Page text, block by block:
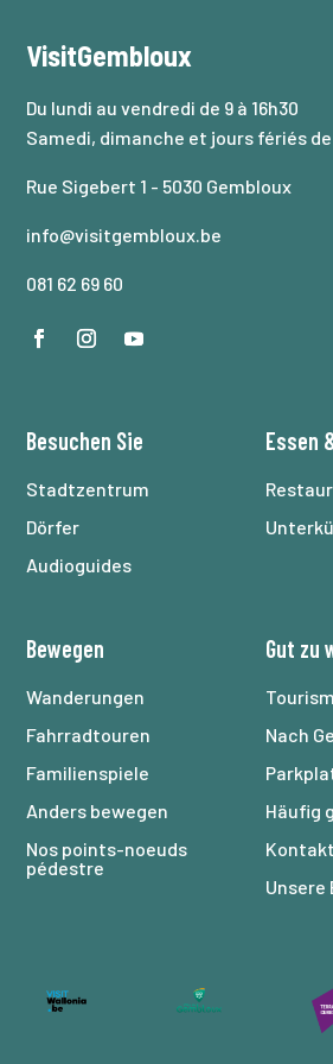
VisitGembloux
Du lundi au vendredi de 9 à 16h30
Samedi, dimanche et jours fériés de
Rue Sigebert 1 - 5030 Gembloux
info@visitgembloux.be
081 62 69 60
Besuchen Sie
Stadtzentrum
Dörfer
Audioguides
Essen
Bewegen
Wanderungen
Fahrradtouren
Familienspiele
Anders bewegen
Nos points-noeuds
pédestre
Gut zu
Nach
Häufig
Kontakt
Unsere